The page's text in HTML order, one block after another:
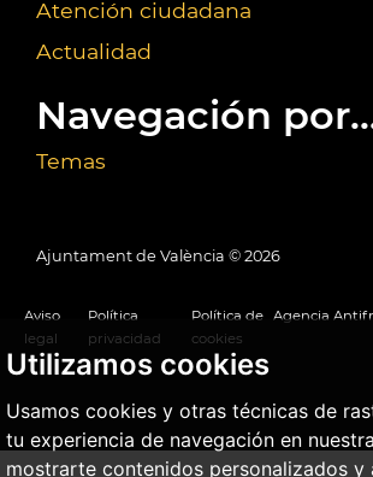
Utilizamos cookies
Usamos cookies y otras técnicas de
tu experiencia de navegación en
mostrarte contenidos personalizados y
Atención ciudadana
Actualidad
Navegación
Temas
Ajuntament de València © 2026
Aviso
legal
Política
privacidad
Política de
cookies
Agencia